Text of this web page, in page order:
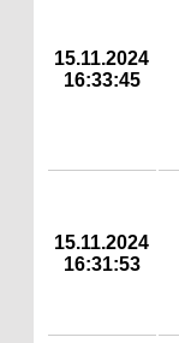
15.11.2024
16:33:45
15.11.2024
16:31:53